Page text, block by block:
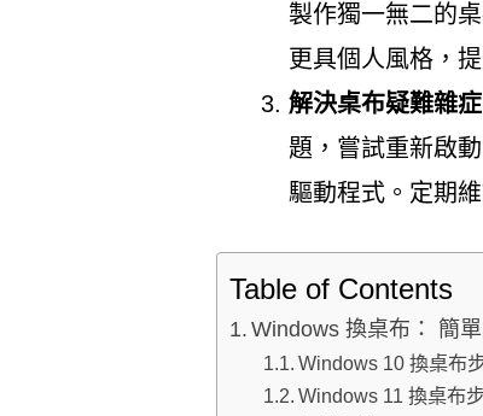
製作獨一無二的
更具個人風格，
解決桌布疑難雜症
題，嘗試重新啟
驅動程式。定期
Table of Contents
Windows 換桌布： 簡
Windows 10 換桌布
Windows 11 換桌布